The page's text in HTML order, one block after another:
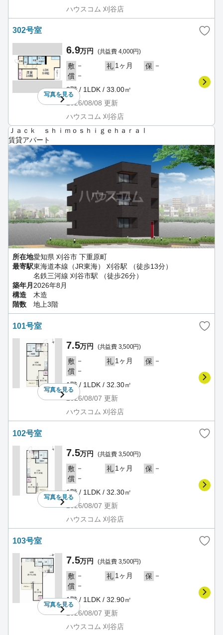
ハウスコム 刈谷店
302号室
写真を見る
6.9万円 (共益費 4,000円)
敷 － 礼 1ヶ月 保 －
償 －
3階 / 1LDK / 33.00㎡
2026/08/08 更新
ハウスコム 刈谷店
Ｊａｃｋ ｓｈｉｍｏｓｈｉｇｅｈａｒａⅠ
賃貸アパート
所在地愛知県 刈谷市 下重原町
最寄駅東海道本線（JR東海） 刈谷駅 （徒歩13分）
名鉄三河線 刈谷市駅 （徒歩26分）
築年月 2026年8月
構造
木造
階数
地上3階
101号室
写真を見る
7.5万円 (共益費 3,500円)
敷 － 礼 1ヶ月 保 －
償 －
1階 / 1LDK / 32.30㎡
2026/08/07 更新
ハウスコム 刈谷店
102号室
写真を見る
7.5万円 (共益費 3,500円)
敷 － 礼 1ヶ月 保 －
償 －
1階 / 1LDK / 32.30㎡
2026/08/07 更新
ハウスコム 刈谷店
103号室
写真を見る
7.5万円 (共益費 3,500円)
敷 － 礼 1ヶ月 保 －
償 －
1階 / 1LDK / 32.90㎡
2026/08/07 更新
ハウスコム 刈谷店